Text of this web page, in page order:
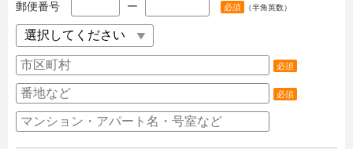
郵便番号 ー 必須 （半角英数）
必須
必須